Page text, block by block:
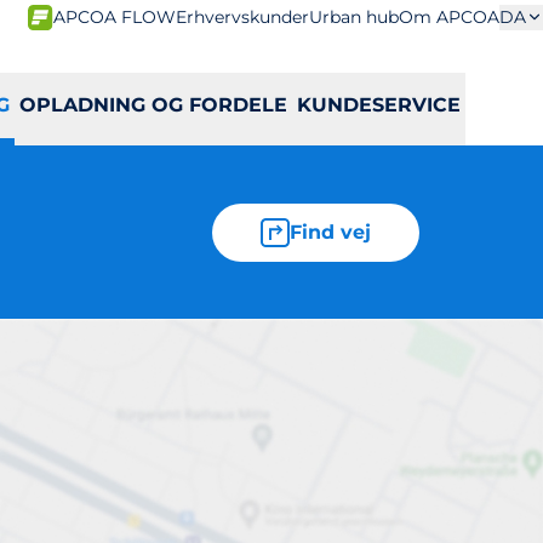
APCOA FLOWErhvervskunderUrban hubOm APCOADA
OPLADNING OG FORDELE KUNDESERVICE
Find vej